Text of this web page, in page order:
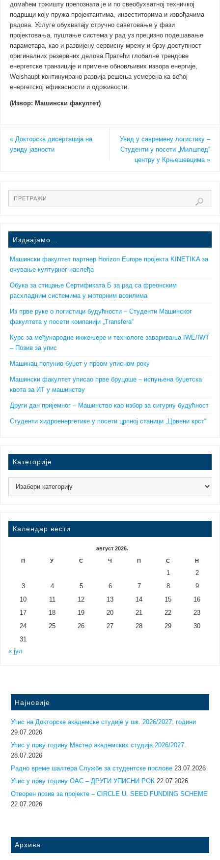
домаћем тржишту препозната је и по свеобухватној техничкој
подршци коју пружа пројектантима, инвеститорима и извођачима
радова. Услуге обухватају стручно саветовање у фази
пројектовања, пуштање система у рад уз прецизно подешавање
параметара, као и развијену сервисну мрежу и брзу доступност
оригиналних резервних делова.Пратећи глобалне трендове
енергетске транзиције и примене обновљивих извора енергије,
Weishaupt континуирано развија решења усмерена ка већој
енергетској ефикасности и одрживости.
(Извор: Машински факултет)
«Докторска дисертација на
увиду јавности
Увид у савремену логистику –
Студенти у посети „Милшпед“
центру у Крњешевцима»
Издвајамо…
Машински факултет партнер Horizon Europe пројекта KINETIKA за
очување културног наслеђа
Обука за стицање Сертификата Б за рад са фреонским
расхладним системима у моторним возилима
Из прве руке о логистици будућности – Студенти Машинског
факултета у посети компанији „Transfera“
Курс за међународне инжењере и технологе заваривања IWE/IWT
– Позив за упис
Машинац попунио буџет у првом уписном року
Машински факултет уписао прве бруцоше – испуњена буџетска
квота за ИТ у машинству
Други дан пријемног – Машинство као избор за сигурну будућност
Студенти хидроенергетике у посети црпној станици „Црвени крст“
Категорије
Календар вести
август 2026.
П У С Ч П С Н
1
2
3
4 5 6 7 8
9
10
11 12 13 14 15
16
17
18 19 20 21 22
23
24
25 26 27 28 29
30
31
« јул
Најновије
Упис на Докторске академске студије у шк. 2026/2027. години
29.07.2026
Упис у прву годину Mастер академских студија 2026/2027.
28.07.2026
Радно време шалтера Службе за студентске послове 23.07.2026
Упис у прву годину ОАС – ДРУГИ УПИСНИ РОК 22.07.2026
Отворен позив за пројекте – CIRCLE U. SEED FUNDING SCHEME
22.07.2026
Архива